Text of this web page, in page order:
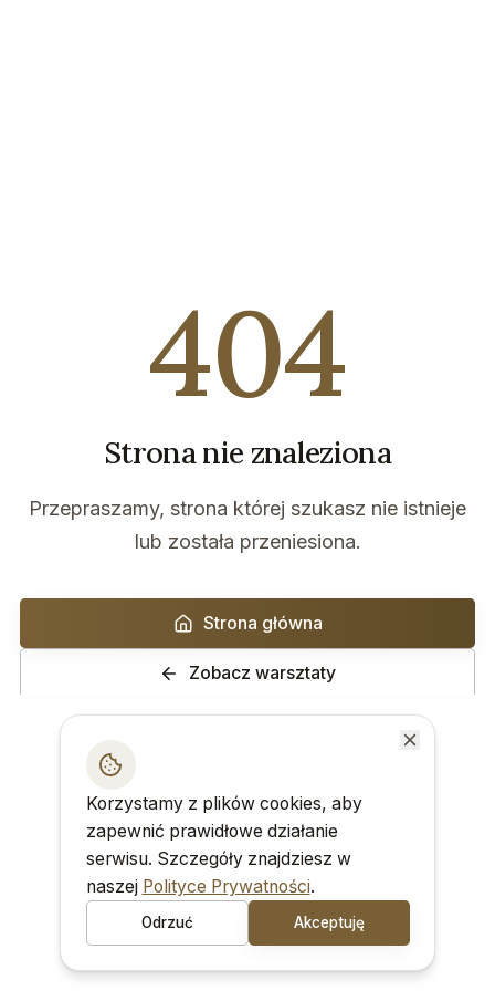
Korzystamy z plików cookies, aby
zapewnić prawidłowe działanie
serwisu. Szczegóły znajdziesz w
naszej Polityce Prywatności.
Odrzuć Akceptuję
404
Strona nie znaleziona
Przepraszamy, strona której szukasz nie istnieje
lub została przeniesiona.
Strona główna
Zobacz warsztaty